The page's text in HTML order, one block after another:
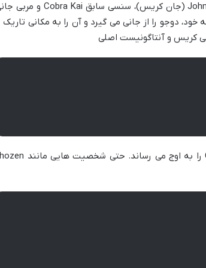
(جان کریس)، سنسی سابق Cobra Kai و مربی
دوجو را از جانی می گیرد و آن را به مکانی تاریک
کریس و آنتاگونیست اصلی
را به اوج می رساند. حتی شخصیت هایی مانند